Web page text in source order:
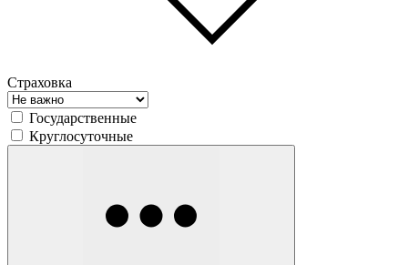
Страховка
Государственные
Круглосуточные